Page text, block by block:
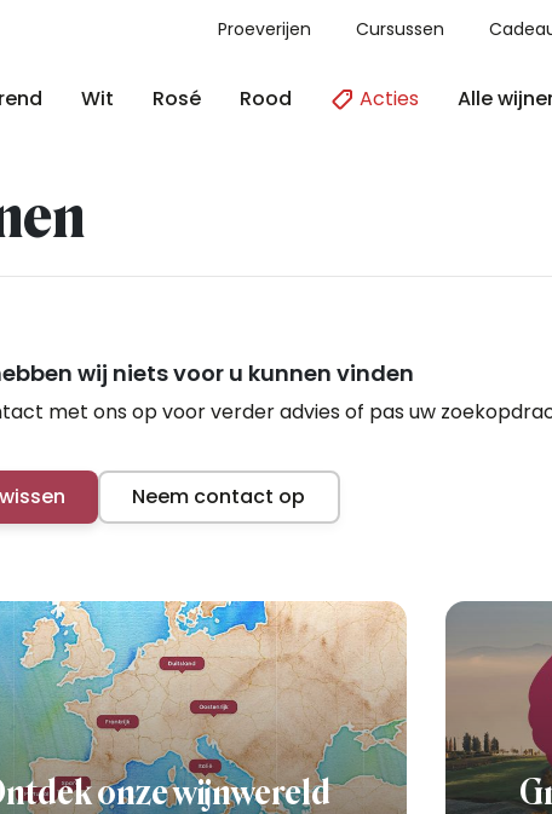
Proeverijen Cursussen
Wit Rosé Rood Acties Alle
wij niets voor u kunnen vinden
met ons op voor verder advies of pas uw
Neem contact op
onze wijnwereld